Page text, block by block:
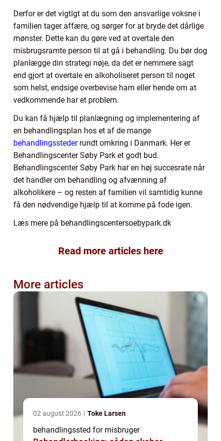
Derfor er det vigtigt at du som den ansvarlige voksne i
familien tager affære, og sørger for at bryde det dårlige
mønster. Dette kan du gøre ved at overtale den
misbrugsramte person til at gå i behandling. Du bør dog
planlægge din strategi nøje, da det er nemmere sagt
end gjort at overtale en alkoholiseret person til noget
som helst, endsige overbevise ham eller hende om at
vedkommende har et problem.
Du kan få hjælp til planlægning og implementering af
en behandlingsplan hos et af de mange
behandlingsstederrundt omkring i Danmark. Her er
Behandlingscenter Søby Park et godt bud.
Behandlingscenter Søby Park har en høj succesrate når
det handler om behandling og afvænning af
alkoholikere – og resten af familien vil samtidig kunne
få den nødvendige hjælp til at komme på fode igen.
Læs mere på behandlingscentersoebypark.dk
Read more articles here
More articles
02 august 2026 Toke Larsen
behandlingssted for misbruger